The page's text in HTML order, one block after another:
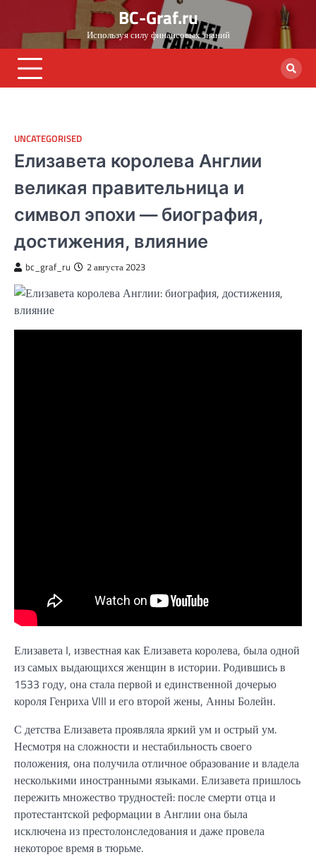
content
BC-Graf.ru
Используя силу финансовых знаний
UNCATEGORISED
Елизавета королева Англии
великая правительница и
символ эпохи — биография,
достижения, влияние
bc_graf_ru 2 августа 2023
Елизавета I, известная как Елизавета королева, была одной
из самых выдающихся женщин в истории. Родившись в
1533 году, она стала первой и единственной дочерью
короля Генриха VIII и его второй жены, Анны Болейн.
С детства Елизавета проявляла яркий ум и острый ум.
Несмотря на сложности и нестабильность своего
положения, она получила отличное образование и владела
несколькими иностранными языками. Елизавета пришлось
пережить множество трудностей: после смерти отца и
протестантской реформации в Англии она была
исключена из престолонследования и даже провела
некоторое время в тюрьме.